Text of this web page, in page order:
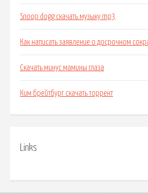
Snoop dogg скачать музыку mp3
Как написать заявление о досрочном
Скачать минус мамины глаза
Ким брейтбург скачать торрент
Links